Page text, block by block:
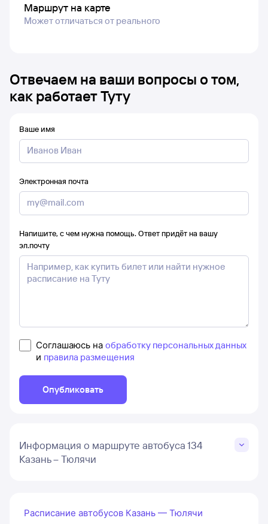
Маршрут на карте
Может отличаться от реального
Отвечаем на ваши вопросы о том,
как работает Туту
Ваше имя
Электронная почта
Напишите, с чем нужна помощь. Ответ придёт на вашу
эл.почту
Соглашаюсь на обработку персональных данных
и правила размещения
Опубликовать
Информация о маршруте автобуса 134
Казань – Тюлячи
Расписание автобусов Казань — Тюлячи